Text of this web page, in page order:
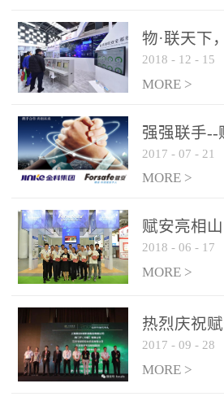
力和闲难，同时也将造成
巨大的经济损失和社会影
响，基至还会造成人员伤
亡。图像型火灾探测器正
是针对这种高大空间建筑
物的消防设施、设备通过
现场图像的实时获取、预
处理和特征提取分析，实
现火焰的跟踪和识别。能
更早的进行预警，达到早
报早防的效果。 系统构
成示意图： 图像型火灾
和监控端两大部分组成。
两者之间通过以太网相
联，一台监控主机最多可
物·联天下
赋安F&S
满落幕
2018 - 12 - 15
MORE >
强强联手--
集团达成
2017 - 07 - 21
MORE >
赋安亮相
慧消防新荣
2018 - 06 - 17
MORE >
热烈庆祝
联合采购战
2017 - 09 - 28
MORE >